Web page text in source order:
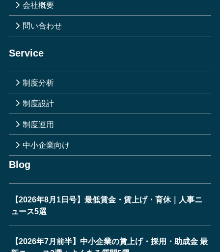
会社概要
問い合わせ
Service
制度分析
制度設計
制度運用
中小企業向け
Blog
【2026年8月1日号】最低賃金・賃上げ・育休｜人事ニ
ュース5選
【2026年7月前半】中小企業の賃上げ・採用・助成金 最